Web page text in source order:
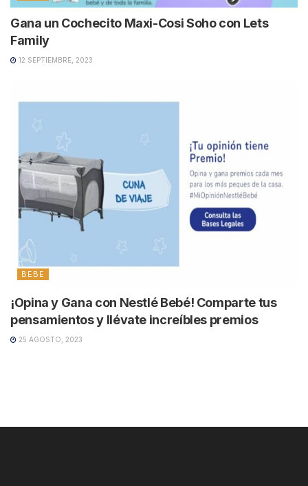
Gana un Cochecito Maxi-Cosi Soho con Lets
Family
12 SEPTIEMBRE, 2023
BEBE
¡Opina y Gana con Nestlé Bebé! Comparte tus
pensamientos y llévate increíbles premios
25 AGOSTO, 2023